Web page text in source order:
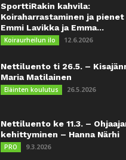
SporttiRakin kahvila:
Koiraharrastaminen ja
Emmi Lavikka ja Emma...
Koiraurheilun ilo 12.6.2026
Nettiluento ti 26.5. –
Maria Matilainen
Eläinten koulutus 26.5.2026
Nettiluento ke 11.3. –
kehittyminen – Hanna Närhi
PRO 9.3.2026